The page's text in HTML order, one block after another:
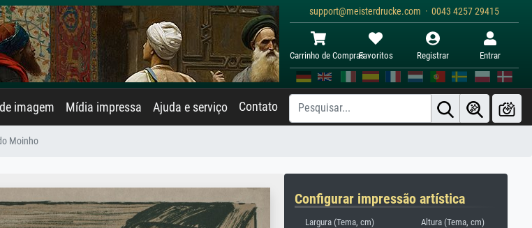
support@meisterdrucke.com · 0043 4257 29415
Carrinho de ComprasFavoritos Registrar Entrar
imagem Mídia impressa Ajuda e serviço Contato
Moinho
Configurar impressão artística
Largura (Tema, cm) Altura (Tema, cm)